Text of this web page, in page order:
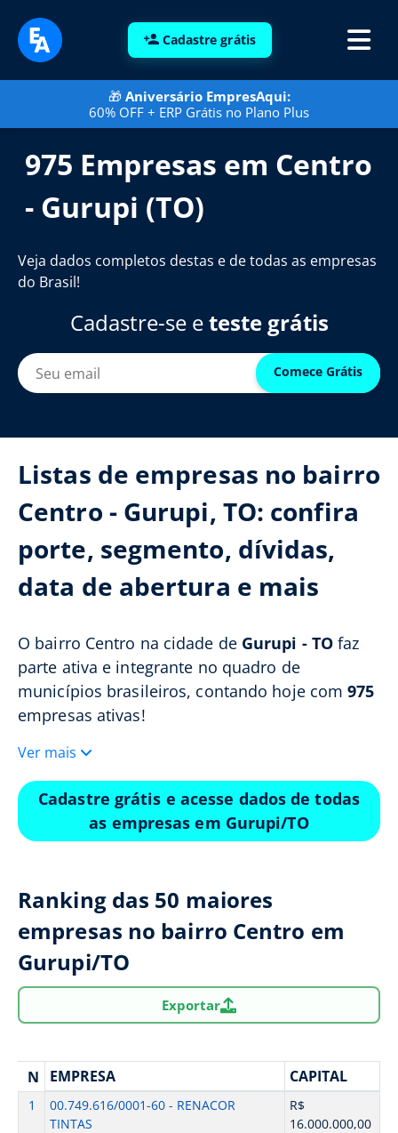
Cadastre grátis
🎁 Aniversário EmpresAqui:
60% OFF + ERP Grátis no Plano Plus
975 Empresas em Centro
- Gurupi (TO)
Veja dados completos destas e de todas as empresas
do Brasil!
Cadastre-se eteste grátis
Comece Grátis
Listas de empresas no bairro
Centro - Gurupi, TO: confira
porte, segmento, dívidas,
data de abertura e mais
O bairro Centro na cidade de Gurupi - TO faz
parte ativa e integrante no quadro de
municípios brasileiros, contando hoje com975
empresas ativas!
Ver mais
Cadastre grátis e acesse dados de todas
as empresas em Gurupi/TO
Ranking das 50 maiores
empresas no bairro Centro em
Gurupi/TO
Exportar
N EMPRESA CAPITAL
1
00.749.616/0001-60 - RENACOR
TINTAS
R$
16.000.000,00